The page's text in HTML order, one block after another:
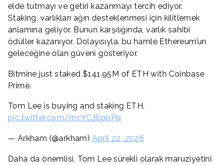
elde tutmayı ve getiri kazanmayı tercih ediyor.
Staking, varlıkları ağın desteklenmesi için kilitlemek
anlamına geliyor. Bunun karşılığında, varlık sahibi
ödüller kazanıyor. Dolayısıyla, bu hamle Ethereum’un
geleceğine olan güveni gösteriyor.
Bitmine just staked $141.95M of ETH with Coinbase
Prime.
Tom Lee is buying and staking ETH.
pic.twitter.com/mcYCJ6ppPq
— Arkham (@arkham) April 22, 2026
Daha da önemlisi, Tom Lee sürekli olarak maruziyetini